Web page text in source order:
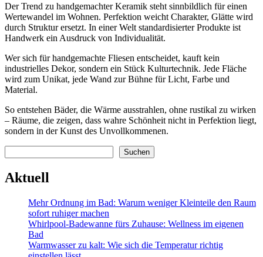
Der Trend zu handgemachter Keramik steht sinnbildlich für einen
Wertewandel im Wohnen. Perfektion weicht Charakter, Glätte wird
durch Struktur ersetzt. In einer Welt standardisierter Produkte ist
Handwerk ein Ausdruck von Individualität.
Wer sich für handgemachte Fliesen entscheidet, kauft kein
industrielles Dekor, sondern ein Stück Kulturtechnik. Jede Fläche
wird zum Unikat, jede Wand zur Bühne für Licht, Farbe und
Material.
So entstehen Bäder, die Wärme ausstrahlen, ohne rustikal zu wirken
– Räume, die zeigen, dass wahre Schönheit nicht in Perfektion liegt,
sondern in der Kunst des Unvollkommenen.
Suchen
Aktuell
Mehr Ordnung im Bad: Warum weniger Kleinteile den Raum
sofort ruhiger machen
Whirlpool-Badewanne fürs Zuhause: Wellness im eigenen
Bad
Warmwasser zu kalt: Wie sich die Temperatur richtig